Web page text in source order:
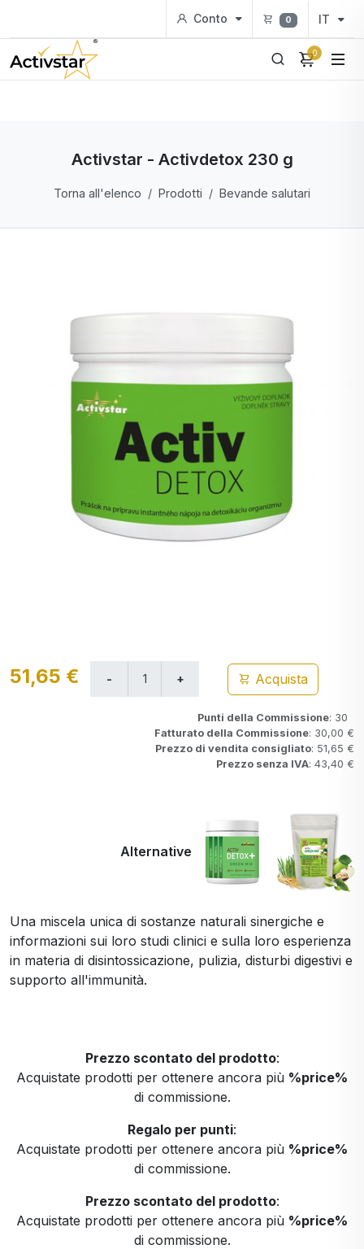
Conto 0 IT
0
Activstar - Activdetox 230 g
Torna all'elenco Prodotti Bevande salutari
51,65 € Acquista
Punti della Commissione: 30
Fatturato della Commissione: 30,00 €
Prezzo di vendita consigliato: 51,65 €
Prezzo senza IVA: 43,40 €
Alternative
Una miscela unica di sostanze naturali sinergiche e
informazioni sui loro studi clinici e sulla loro esperienza
in materia di disintossicazione, pulizia, disturbi digestivi e
supporto all'immunità.
Prezzo scontato del prodotto:
Acquistate prodotti per ottenere ancora più %price%
di commissione.
Regalo per punti:
Acquistate prodotti per ottenere ancora più %price%
di commissione.
Prezzo scontato del prodotto:
Acquistate prodotti per ottenere ancora più %price%
di commissione.